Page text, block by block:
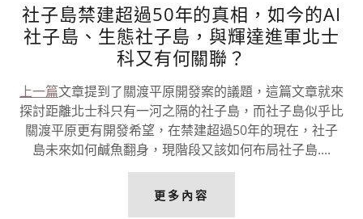
社子島禁建超過50年的真相，如今的AI
社子島、生態社子島，與輝達進軍北士
科又有何關聯？
上一篇文章提到了關渡平原開發案的議題，這篇文章就來
探討距離北士科只有一河之隔的社子島，而社子島似乎比
關渡平原更有開發希望，在禁建超過50年的現在，社子
島未來如何鹹魚翻身，現階段又該如何布局社子島....
更多內容